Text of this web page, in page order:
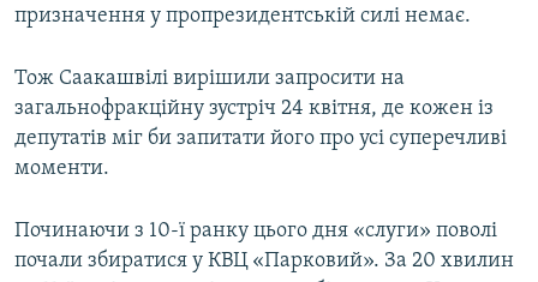
призначення у пропрезидентській силі немає.
Тож Саакашвілі вирішили запросити на
загальнофракційну зустріч 24 квітня, де кожен із
депутатів міг би запитати його про усі суперечливі
моменти.
Починаючи з 10-ї ранку цього дня «слуги» поволі
почали збиратися у КВЦ «Парковий». За 20 хвилин